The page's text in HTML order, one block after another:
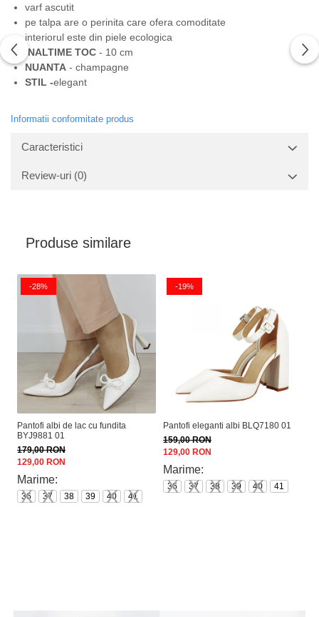
varf ascutit
pe talpa are o perinita care ofera comoditate
interiorul este din piele ecologica
INALTIME TOC - 10 cm
NUANTA - champagne
STIL -elegant
Informatii conformitate produs
Caracteristici
Review-uri (0)
Produse similare
-28%
Pantofi albi de lac cu fundita
BYJ9881 01
179,00 RON
129,00 RON
Marime:
36 37 38 39 40 41
-19%
Pantofi eleganti albi BLQ7180 01
159,00 RON
129,00 RON
Marime:
36 37 38 39 40 41